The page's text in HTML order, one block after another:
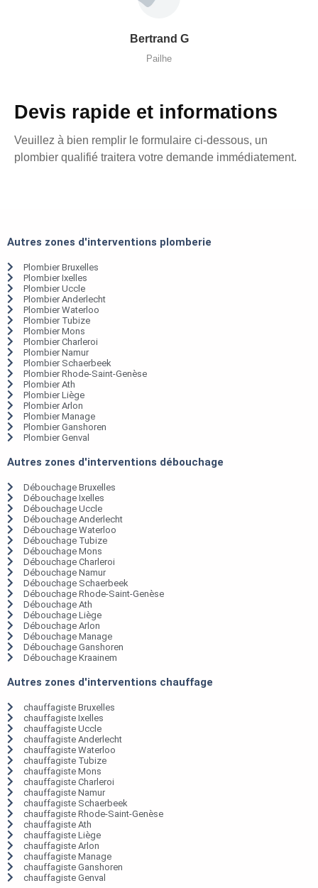
Bertrand G
Pailhe
Devis rapide et informations
Veuillez à bien remplir le formulaire ci-dessous, un
plombier qualifié traitera votre demande immédiatement.
Autres zones d'interventions plomberie
Plombier Bruxelles
Plombier Ixelles
Plombier Uccle
Plombier Anderlecht
Plombier Waterloo
Plombier Tubize
Plombier Mons
Plombier Charleroi
Plombier Namur
Plombier Schaerbeek
Plombier Rhode-Saint-Genèse
Plombier Ath
Plombier Liège
Plombier Arlon
Plombier Manage
Plombier Ganshoren
Plombier Genval
Autres zones d'interventions débouchage
Débouchage Bruxelles
Débouchage Ixelles
Débouchage Uccle
Débouchage Anderlecht
Débouchage Waterloo
Débouchage Tubize
Débouchage Mons
Débouchage Charleroi
Débouchage Namur
Débouchage Schaerbeek
Débouchage Rhode-Saint-Genèse
Débouchage Ath
Débouchage Liège
Débouchage Arlon
Débouchage Manage
Débouchage Ganshoren
Débouchage Kraainem
Autres zones d'interventions chauffage
chauffagiste Bruxelles
chauffagiste Ixelles
chauffagiste Uccle
chauffagiste Anderlecht
chauffagiste Waterloo
chauffagiste Tubize
chauffagiste Mons
chauffagiste Charleroi
chauffagiste Namur
chauffagiste Schaerbeek
chauffagiste Rhode-Saint-Genèse
chauffagiste Ath
chauffagiste Liège
chauffagiste Arlon
chauffagiste Manage
chauffagiste Ganshoren
chauffagiste Genval